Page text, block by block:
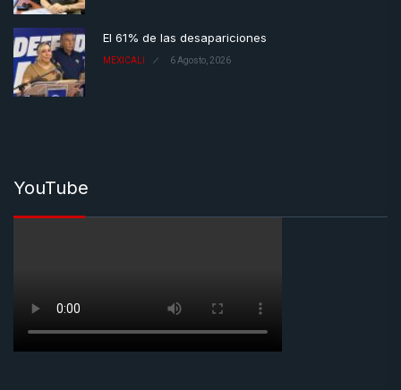
El 61% de las desapariciones
MEXICALI 6 Agosto, 2026
YouTube